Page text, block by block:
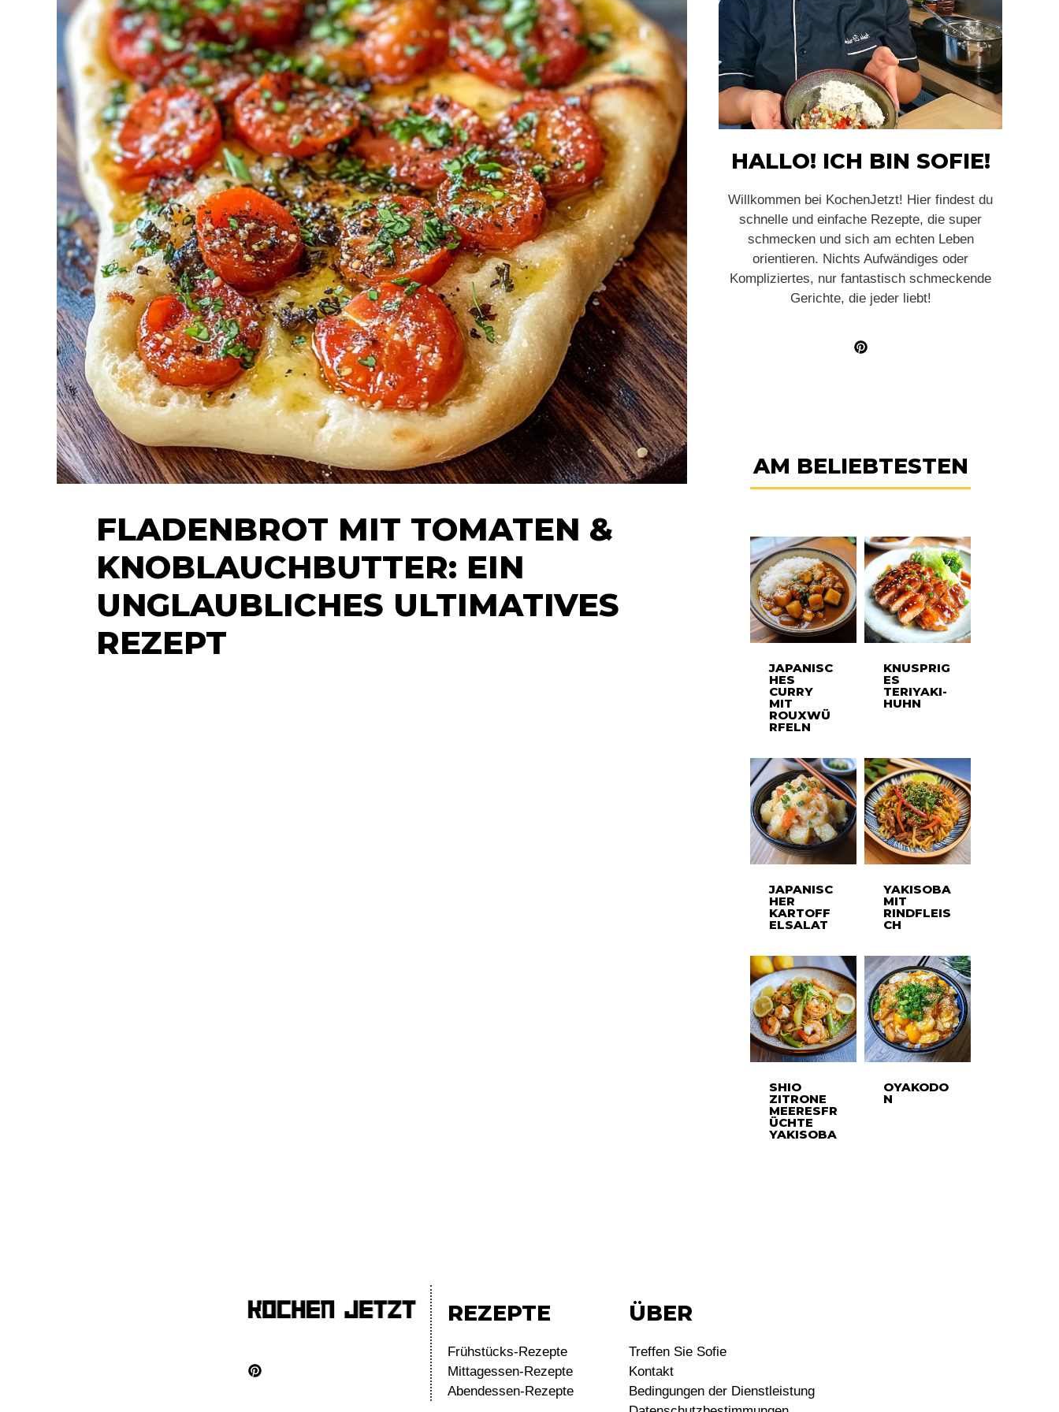
FLADENBROT MIT TOMATEN &
KNOBLAUCHBUTTER: EIN
UNGLAUBLICHES ULTIMATIVES
REZEPT
HALLO! ICH BIN SOFIE!
Willkommen bei KochenJetzt! Hier findest du
schnelle und einfache Rezepte, die super
schmecken und sich am echten Leben
orientieren. Nichts Aufwändiges oder
Kompliziertes, nur fantastisch schmeckende
Gerichte, die jeder liebt!
AM BELIEBTESTEN
JAPANISC
HES
CURRY
MIT
ROUXWÜ
RFELN
KNUSPRIG
ES
TERIYAKI-
HUHN
JAPANISC
HER
KARTOFF
ELSALAT
YAKISOBA
MIT
RINDFLEIS
CH
SHIO
ZITRONE
MEERESFR
ÜCHTE
YAKISOBA
OYAKODO
N
REZEPTE
Frühstücks-Rezepte
Mittagessen-Rezepte
Abendessen-Rezepte
ÜBER
Treffen Sie Sofie
Kontakt
Bedingungen der Dienstleistung